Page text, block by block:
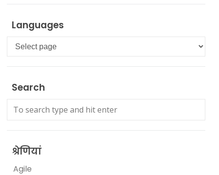
Languages
Languages
Search
श्रेणियां
Agile